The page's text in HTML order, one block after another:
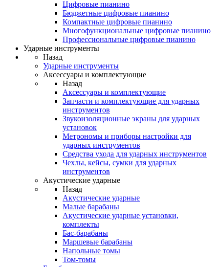
Цифровые пианино
Бюджетные цифровые пианино
Компактные цифровые пианино
Многофункциональные цифровые пианино
Профессиональные цифровые пианино
Ударные инструменты
Назад
Ударные инструменты
Аксессуары и комплектующие
Назад
Аксессуары и комплектующие
Запчасти и комплектующие для ударных
инструментов
Звукоизоляционные экраны для ударных
установок
Метрономы и приборы настройки для
ударных инструментов
Средства ухода для ударных инструментов
Чехлы, кейсы, сумки для ударных
инструментов
Акустические ударные
Назад
Акустические ударные
Mалые барабаны
Акустические ударные установки,
комплекты
Бас-барабаны
Маршевые барабаны
Напольные томы
Том-томы